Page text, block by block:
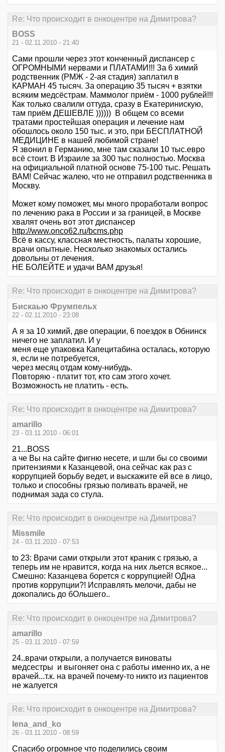
Re: Что происходит в онкоцентре на Димитрова?
BOSS
21 - 02.11.2010 - 21:40
Сами прошли через этот конченный диспансер с
ОГРОМНЫМИ нервами и ПЛАТАМИ!!! За 6 химий
родственник (РМЖ - 2-ая стадия) заплатил в
КАРМАН 45 тысяч. За операцию 35 тысяч + взятки
всяким медсёстрам. Маммолог приём - 1000 рублей!!!
Как только свалили оттуда, сразу в Екатеринискую,
там приём ДЕШЕВЛЕ )))))) В общем со всеми
тратами простейшая операция и лечение нам
обошлось около 150 тыс. и это, при БЕСПЛАТНОЙ
МЕДИЦИНЕ в нашей любимой стране!
Я звонил в Германию, мне там сказали 10 тыс.евро
всё стоит. В Израиле за 300 тыс полностью. Москва
на официальной платной основе 75-100 тыс. Решать
ВАМ! Сейчас жалею, что не отправил родственника в
Москву.
Может кому поможет, мы много проработали вопрос
по лечению рака в России и за границей, в Москве
хвалят очень вот этот диспансер
http://www.onco62.ru/bcms.php
Всё в кассу, классная местность, палаты хорошие,
врачи опытные. Несколько знакомых остались
довольны от лечения.
НЕ БОЛЕЙТЕ и удачи ВАМ друзья!
Re: Что происходит в онкоцентре на Димитрова?
Бискаью Фрумпельх
22 - 02.11.2010 - 23:08
А я за 10 химий, две операции, 6 поездок в Обнинск
ничего не заплатил. И у
меня еще упаковка Капецитабина осталась, которую
я, если не потребуется,
через месяц отдам кому-нибудь.
Повторяю - платит тот, кто сам этого хочет.
Возможность не платить - есть.
Re: Что происходит в онкоцентре на Димитрова?
amarillo
23 - 03.11.2010 - 06:01
21...BOSS
а че Вы на сайте фигню несете, и шли бы со своими
притензиями к Казанцевой, она сейчас как раз с
коррупцией борьбу ведет, и выскажите ей все в лицо,
только и способны грязью поливать врачей, не
поднимая зада со стула.
Re: Что происходит в онкоцентре на Димитрова?
Missmile
24 - 03.11.2010 - 07:53
to 23: Врачи сами открыли этот краник с грязью, а
теперь им не нравится, когда на них льется всякое...
Смешно: Казанцева борется с коррупцией! ОДна
против коррупции?! Исправлять мелочи, дабы не
докопались до бОльшего..
Re: Что происходит в онкоцентре на Димитрова?
amarillo
25 - 03.11.2010 - 07:59
24..врачи открыли, а получается виноваты
медсестры и выгоняет она с работы именно их, а не
врачей...т.к. на врачей почему-то никто из пациентов
не жалуется
Re: Что происходит в онкоцентре на Димитрова?
lena_and_ko
26 - 03.11.2010 - 08:59
Спасибо огромное что поделились своим